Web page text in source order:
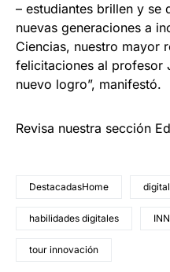
– estudiantes brillen y se
nuevas generaciones a
Ciencias, nuestro mayor
felicitaciones al profesor
nuevo logro”, manifestó.
Revisa nuestra sección
DestacadasHome
habilidades digitales
tour innovación